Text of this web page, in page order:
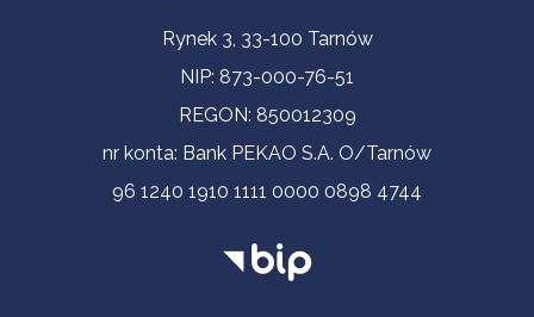
Informacje kontaktoweRynek 3, 33-100 Tarnów
NIP: 873-000-76-51
REGON: 850012309
nr konta: Bank PEKAO S.A. O/Tarnów
96 1240 1910 1111 0000 0898 4744